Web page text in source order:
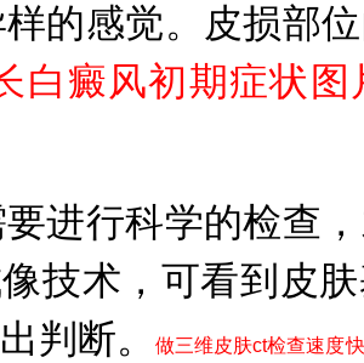
的感觉。皮损部
白癜风初期症状图
行科学的检查，
技术，可看到皮
判断。
做三维皮肤ct检查速度